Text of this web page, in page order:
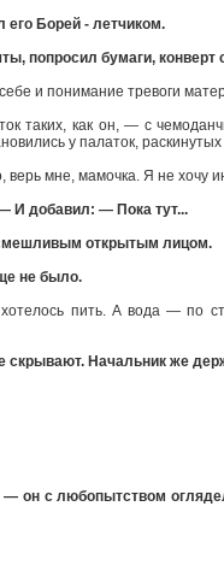
Борей - летчиком.
попросил бумаги, конверт
и понимание тревоги
таких, как он, — с
у палаток,
мне, мамочка. Я не хочу
И добавил: — Пока тут...
открытым лицом.
не было.
пить. А вода — по
Начальник же
с любопытством